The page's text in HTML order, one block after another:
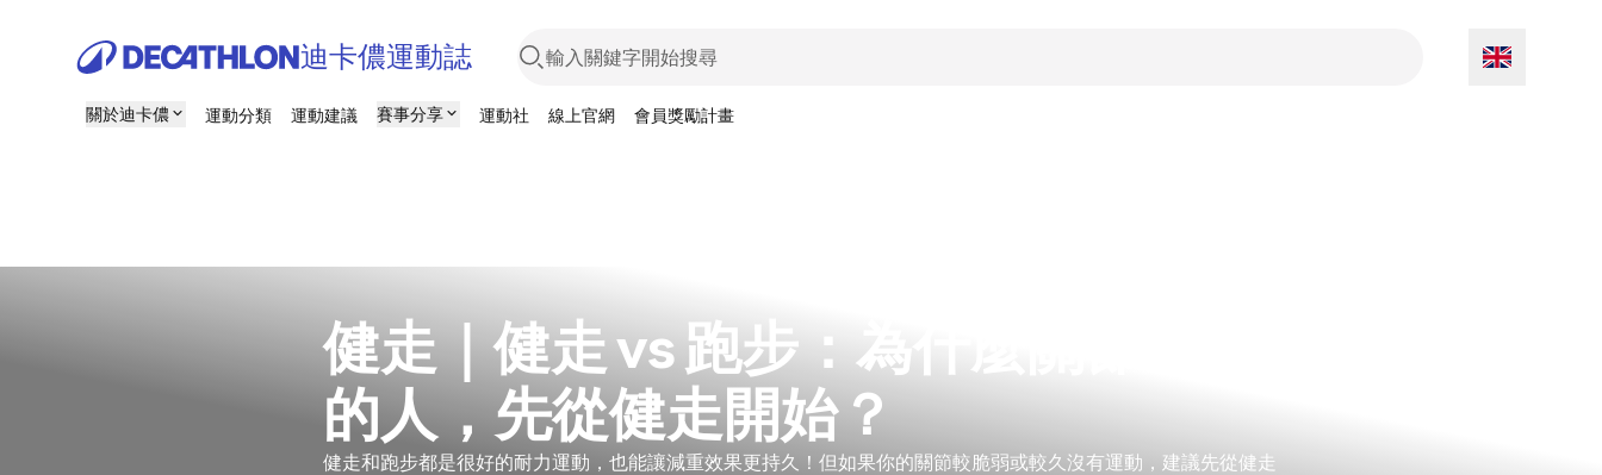
迪卡儂運動誌
關於迪卡儂 運動分類 運動建議 賽事分享 運動社 線上官網 會員獎勵計畫
健走｜健走 vs 跑步：為什麼關節脆弱
的人，先從健走開始？
健走和跑步都是很好的耐力運動，也能讓減重效果更持久！但如果你的關節較脆弱或較久沒有運動，建議先從健走